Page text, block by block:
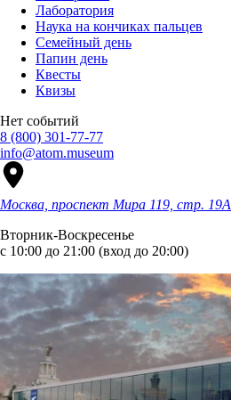
Лаборатория
Наука на кончиках пальцев
Семейный день
Папин день
Квесты
Квизы
Нет событий
8 (800) 301-77-77
info@atom.museum
Москва, проспект Мира 119, стр. 19А
Вторник-Воскресенье
с 10:00 до 21:00 (вход до 20:00)